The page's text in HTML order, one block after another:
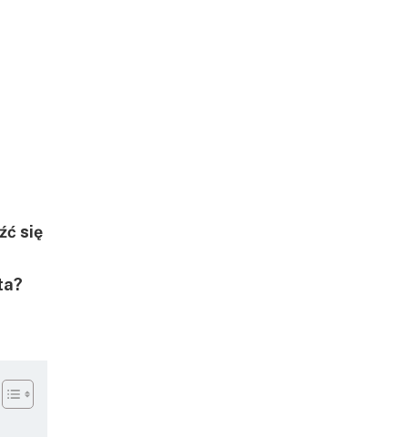
się